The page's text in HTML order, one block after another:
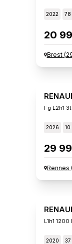
2022 78
20
Brest(
Fg L2h1
2026 10
29
Rennes
L1h1
2020 37